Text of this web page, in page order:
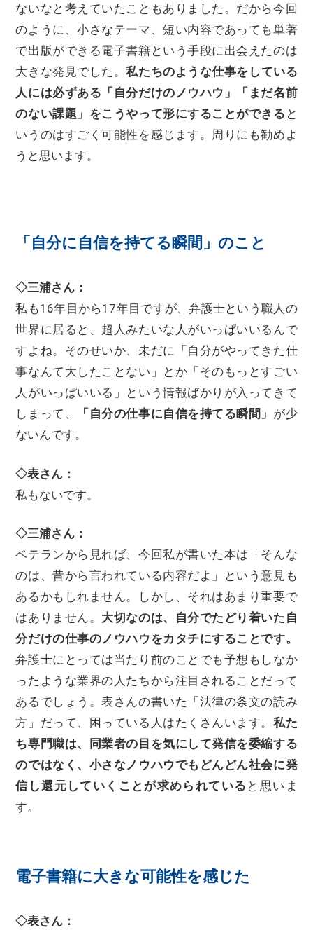
ないなと考えていたこともありました。だから今回
のように、小さなテーマ、短い内容であっても単著
で出版ができる電子書籍という手段に出会えたのは
大きな発見でした。私たちのような仕事をしている
人には必ずある「自分だけのノウハウ」「まだ名前
のない課題」をこうやって形にすることができる と
いうのはすごく可能性を感じます。周りにも勧めよ
うと思います。
「自分に自信を持てる瞬間」のこと
◇三浦さん：
私も16年目から17年目ですが、弁護士という職人の
世界に居ると、超人みたいな人がいっぱいいるんで
すよね。そのせいか、未だに「自分がやってきた仕
事なんて大したことない」とか「そのもっとすごい
人がいっぱいいる」という情報ばかりが入ってきて
しまって、
「自分の仕事に自信を持てる瞬間」 が少
ないんです。
◇表さん：
私もないです。
◇三浦さん：
ベテランから見れば、今回私が書いた本は「そんな
のは、昔から言われている内容だよ」という意見も
あるかもしれません。しかし、それはあまり重要で
はありません。 大切なのは、自分でたどり着いた自
分だけの仕事のノウハウをカタチにすることです。
弁護士にとっては当たり前のことでも予想もしなか
ったような業界の人たちから注目されることだって
あるでしょう。表さんの書いた「法律の条文の読み
方」だって、困っている人はたくさんいます。私た
ち専門職は、同業者の目を気にして発信を委縮する
のではなく、小さなノウハウでもどんどん社会に発
信し還元していくことが求められている と思いま
す。
電子書籍に大きな可能性を感じた
◇表さん：